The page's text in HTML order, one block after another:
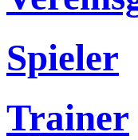
Spieler
Trainer